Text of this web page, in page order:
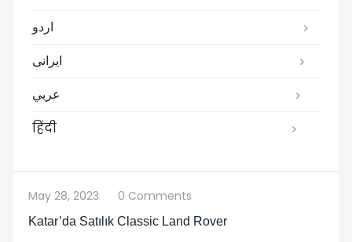
اردو
ایرانی
عربي
हिंदी
May 28, 2023 0 Comments
Katar’da Satılık Classic Land Rover